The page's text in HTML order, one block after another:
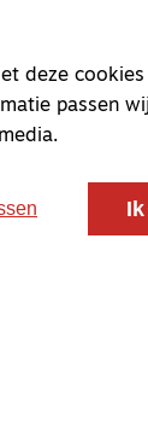
deze
passen